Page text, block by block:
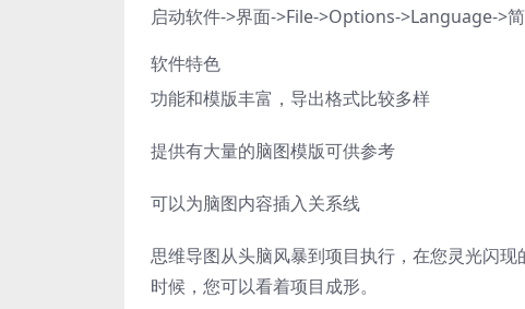
启动软件->界面->File->Options->Language->
软件特色
功能和模版丰富，导出格式比较多样
提供有大量的脑图模版可供参考
可以为脑图内容插入关系线
思维导图从头脑风暴到项目执行，在您灵光闪
时候，您可以看着项目成形。